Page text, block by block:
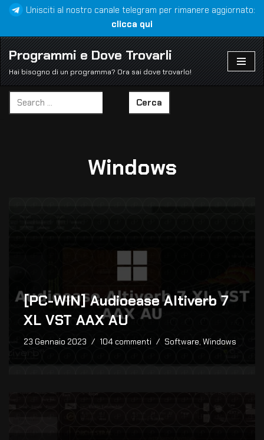
al
contenuto
Unisciti al nostro canale telegram per rimanere aggiornato:
clicca qui
Programmi e Dove Trovarli
Hai bisogno di un programma? Ora sai dove trovarlo!
Cerca
Windows
[PC-WIN] Audioease Altiverb 7
XL VST AAX AU
23 Gennaio 2023 104 commenti Software, Windows